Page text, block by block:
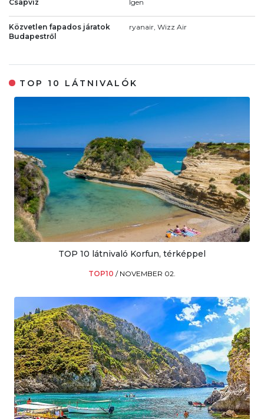
Csapvíz Igen
Közvetlen fapados járatok
Budapestről
ryanair, Wizz Air
TOP 10 LÁTNIVALÓK
TOP 10 látnivaló Korfun, térképpel
TOP10 / NOVEMBER 02.